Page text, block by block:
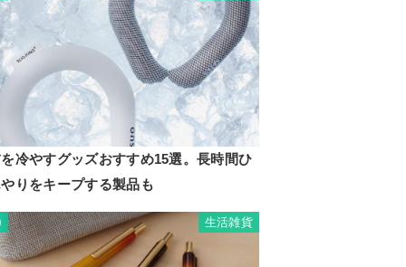
冷やすグッズおすすめ15選。長時間ひ
りをキープする製品も
生活雑貨